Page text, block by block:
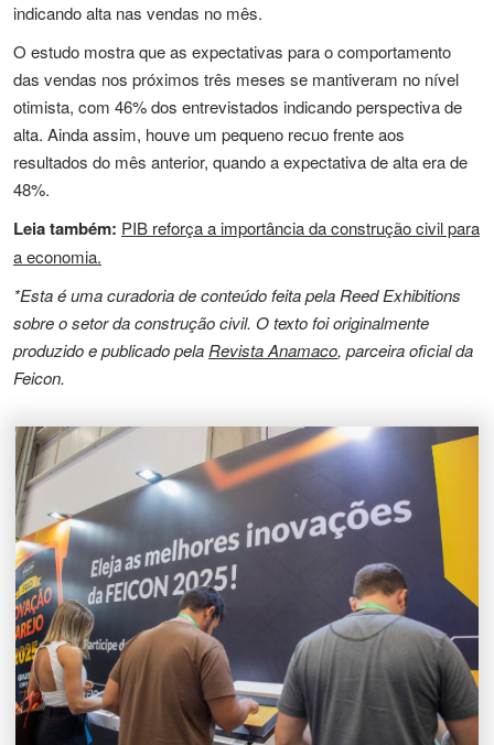
indicando alta nas vendas no mês.
O estudo mostra que as expectativas para o comportamento
das vendas nos próximos três meses se mantiveram no nível
otimista, com 46% dos entrevistados indicando perspectiva de
alta. Ainda assim, houve um pequeno recuo frente aos
resultados do mês anterior, quando a expectativa de alta era de
48%.
Leia também: PIB reforça a importância da construção civil para
a economia.
*Esta é uma curadoria de conteúdo feita pela Reed Exhibitions
sobre o setor da construção civil. O texto foi originalmente
produzido e publicado pelaRevista Anamaco, parceira oficial da
Feicon.